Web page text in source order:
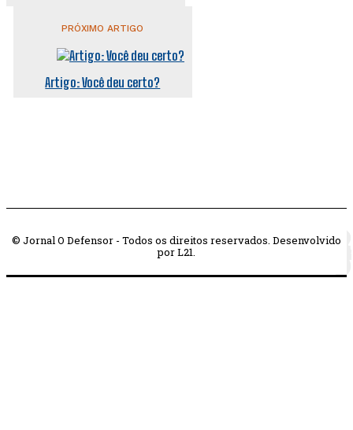
PRÓXIMO ARTIGO
Artigo: Você deu certo?
© Jornal O Defensor - Todos os direitos reservados. Desenvolvido
por L21.